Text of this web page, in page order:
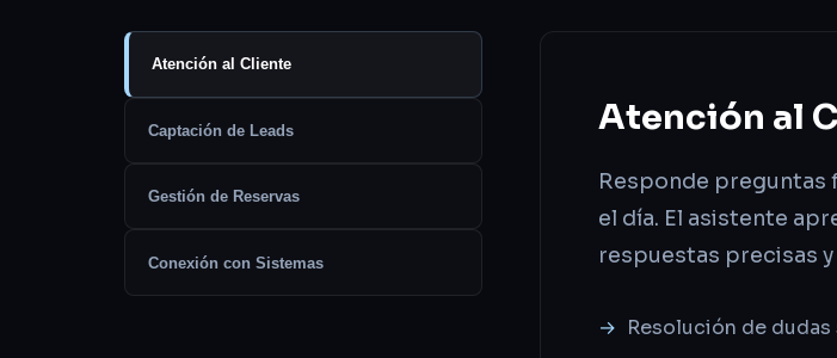
Atención al Cliente
Captación de Leads
Gestión de Reservas
Conexión con Sistemas
Atención al
Responde preguntas
el día. El asistente
respuestas precisas y
Resolución de